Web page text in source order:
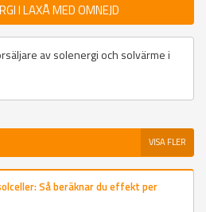
I LAXÅ MED OMNEJD
av solenergi och solvärme i
VISA FLER
Så beräknar du effekt per